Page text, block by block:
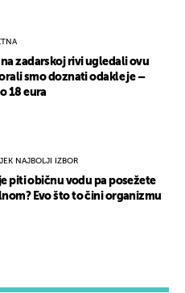
na zadarskoj rivi ugledali ovu
smo doznati odakle je –
18 eura
NAJBOLJI IZBOR
piti običnu vodu pa posežete
Evo što to čini organizmu